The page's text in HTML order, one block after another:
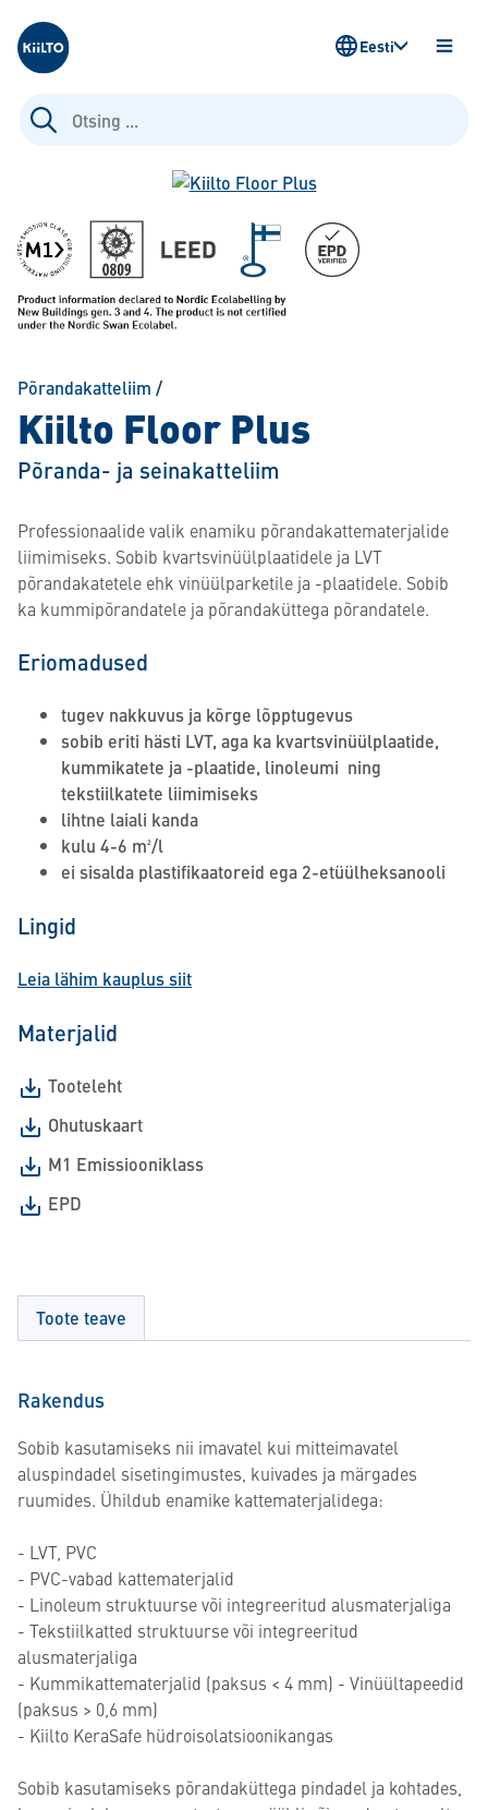
Kiilto Estonia
Otsi:
AVA
Eesti
Põrandakatteliim /
Kiilto Floor Plus
Põranda- ja seinakatteliim
Professionaalide valik enamiku põrandakattematerjalide
liimimiseks. Sobib kvartsvinüülplaatidele ja LVT
põrandakatetele ehk vinüülparketile ja -plaatidele. Sobib
ka kummipõrandatele ja põrandaküttega põrandatele.
Eriomadused
tugev nakkuvus ja kõrge lõpptugevus
sobib eriti hästi LVT, aga ka kvartsvinüülplaatide,
kummikatete ja -plaatide, linoleumi ning
tekstiilkatete liimimiseks
lihtne laiali kanda
kulu 4-6 m²/l
ei sisalda plastifikaatoreid ega 2-etüülheksanooli
Lingid
Leia lähim kauplus siit
Materjalid
Tooteleht
Ohutuskaart
M1 Emissiooniklass
EPD
Toote teave
Rakendus
Sobib kasutamiseks nii imavatel kui mitteimavatel
aluspindadel sisetingimustes, kuivades ja märgades
ruumides. Ühildub enamike kattematerjalidega:
- LVT, PVC
- PVC-vabad kattematerjalid
- Linoleum struktuurse või integreeritud alusmaterjaliga
- Tekstiilkatted struktuurse või integreeritud
alusmaterjaliga
- Kummikattematerjalid (paksus < 4 mm) - Vinüültapeedid
(paksus > 0,6 mm)
- Kiilto KeraSafe hüdroisolatsioonikangas
Sobib kasutamiseks põrandaküttega pindadel ja kohtades,